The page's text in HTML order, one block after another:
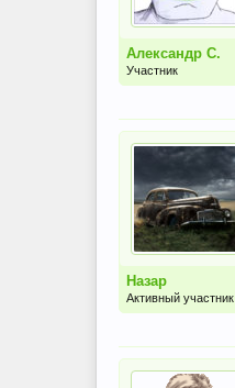
Александр С.
Участник
Назар
Активный участник